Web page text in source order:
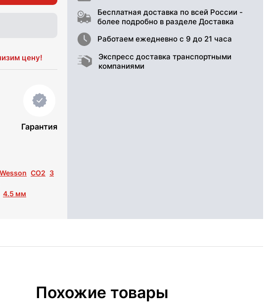
цену!
Гарантия
СО2 3
4.5 мм
Бесплатная доставка по всей России -
более подробно в разделе Доставка
Работаем ежедневно с 9 до 21 часа
Экспресс доставка транспортными
компаниями
Похожие товары